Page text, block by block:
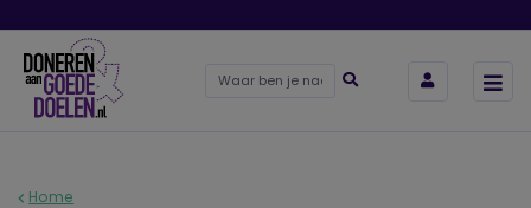
Home